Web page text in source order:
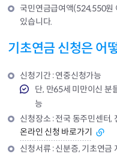
국민연금급여액(524,550원
있습니다.
기초연금 신청은 어
신청기간 : 연중신청가능
단, 만65세 미만이신 분
능
신청장소 : 전국 동주민센터,
온라인 신청 바로가기
신청서류 : 신분증, 기초연금